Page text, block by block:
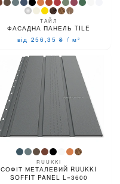
ТАЙЛ
ФАСАДНА ПАНЕЛЬ TILE
від 256,35₴ / м²
RUUKKI
СОФІТ МЕТАЛЕВИЙ RUUKKI
SOFFIT PANEL L=3600